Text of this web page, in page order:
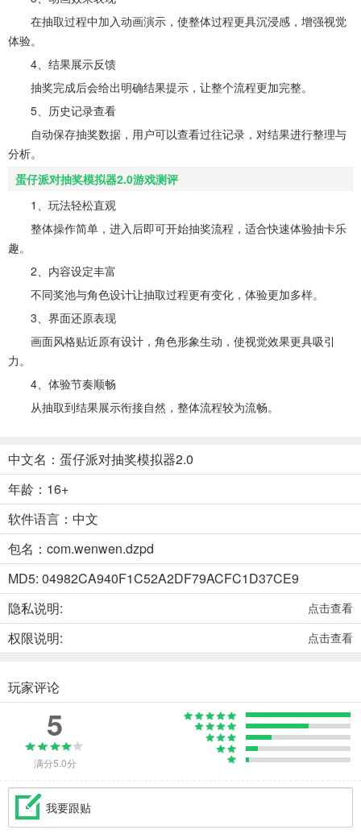
在抽取过程中加入动画演示，使整体过程更具沉浸感，增强视觉
体验。
4、结果展示反馈
抽奖完成后会给出明确结果提示，让整个流程更加完整。
5、历史记录查看
自动保存抽奖数据，用户可以查看过往记录，对结果进行整理与
分析。
蛋仔派对抽奖模拟器2.0游戏测评
1、玩法轻松直观
整体操作简单，进入后即可开始抽奖流程，适合快速体验抽卡乐
趣。
2、内容设定丰富
不同奖池与角色设计让抽取过程更有变化，体验更加多样。
3、界面还原表现
画面风格贴近原有设计，角色形象生动，使视觉效果更具吸引
力。
4、体验节奏顺畅
从抽取到结果展示衔接自然，整体流程较为流畅。
中文名：蛋仔派对抽奖模拟器2.0
年龄：16+
软件语言：中文
包名：com.wenwen.dzpd
MD5: 04982CA940F1C52A2DF79ACFC1D37CE9
隐私说明:
点击查看
权限说明: 点击查看
玩家评论
5
满分5.0分
我要跟贴